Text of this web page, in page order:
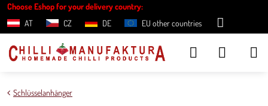
Choose Eshop for your delivery country:
AT
CZ DE EU other countries
Schlüsselanhänger